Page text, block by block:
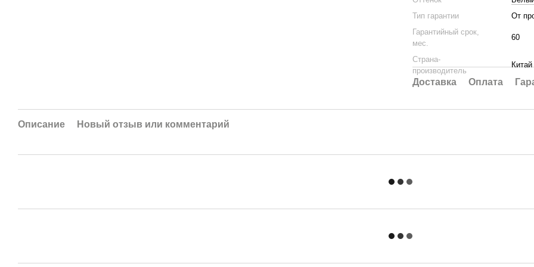
Тип гарантии
От
Гарантийный срок,
мес.
60
Страна-
производитель
Китай
Доставка Оплата
Описание Новый отзыв или комментарий